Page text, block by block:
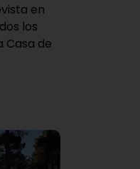
en
los
Casa de